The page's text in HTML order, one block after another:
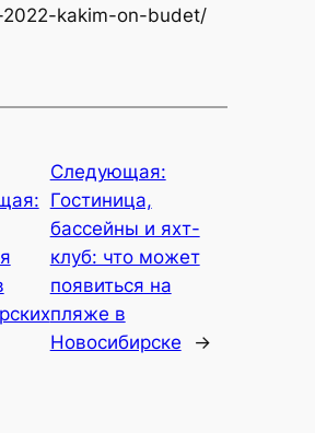
kakim-on-budet/
Следующая:
Гостиница,
бассейны и яхт-
клуб: что может
появиться на
пляже в
Новосибирске
→